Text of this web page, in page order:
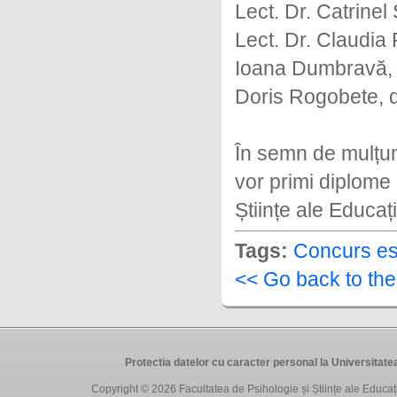
Lect. Dr. Catrinel
Lect. Dr. Claudia
Ioana
Doris Rogobete,
În semn de
vor primi
Științe ale
Tags: Concurs
<< Go back to
Protectia datelor cu caracter personal la
Copyright © 2026 Facultatea de Psihologie și Științe ale